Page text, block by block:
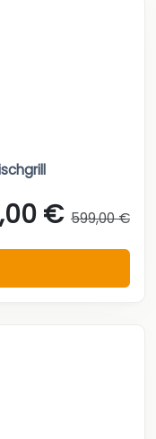
€ 599,00 €